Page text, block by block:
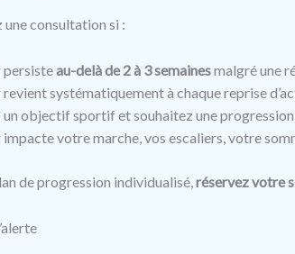
une consultation si :
persisteau-delà de 2 à 3 semainesmalgré une
revient systématiquement à chaque reprise
un objectif sportif et souhaitez une
impacte votre marche, vos escaliers, votre
de progression individualisé,réservez votre